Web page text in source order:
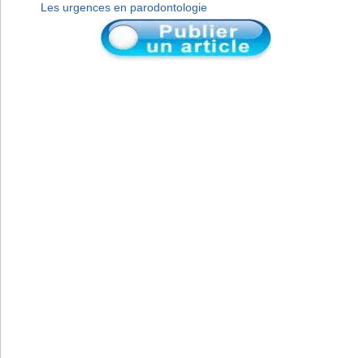
Les urgences en parodontologie